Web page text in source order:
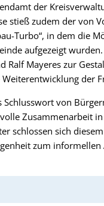
der
stieß zudem der von
Turbo“, in dem die
aufgezeigt
Ralf Mayeres zur
der
von
Zusammenarbeit
schlossen sich
zum